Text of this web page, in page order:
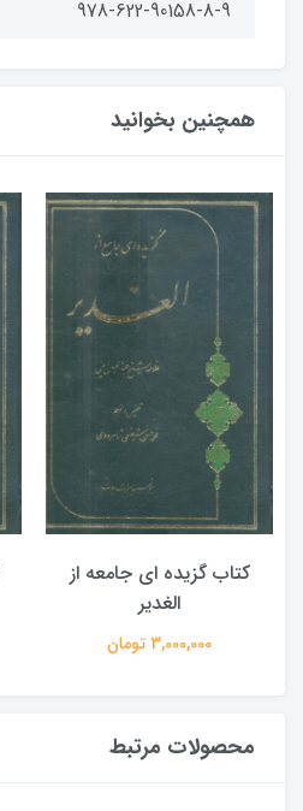
978-622-90158-8-9
همچنین بخوانید
کتاب گزیده ای جامعه از
الغدیر
3,000,000 تومان
محصولات مرتبط